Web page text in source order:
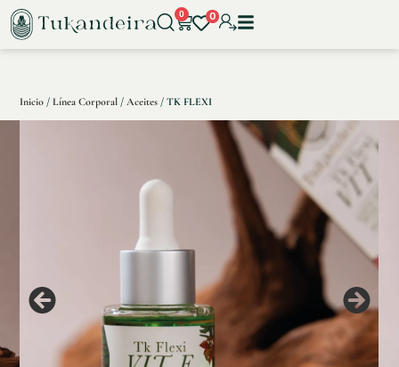
0 0
Inicio / Línea Corporal /Aceites / TK FLEXI